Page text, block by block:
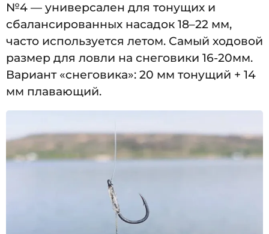
№4 — универсален для тонущих и
сбалансированных насадок 18–22 мм,
часто используется летом. Самый ходовой
размер для ловли на снеговики 16-20мм.
Вариант «снеговика»: 20 мм тонущий + 14
мм плавающий.